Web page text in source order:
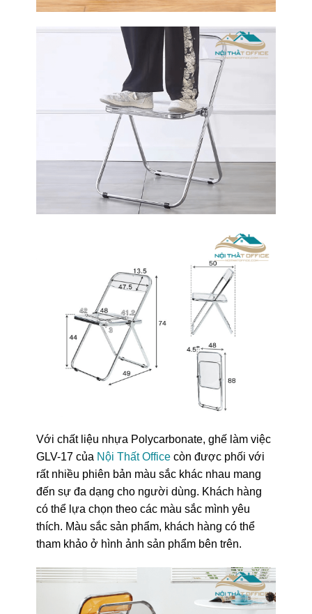
Với chất liệu nhựa Polycarbonate, ghế làm việc
GLV-17 của Nội Thất Officecòn được phối với
rất nhiều phiên bản màu sắc khác nhau mang
đến sự đa dạng cho người dùng. Khách hàng
có thể lựa chọn theo các màu sắc mình yêu
thích. Màu sắc sản phẩm, khách hàng có thể
tham khảo ở hình ảnh sản phẩm bên trên.